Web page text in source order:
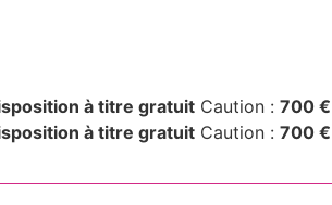
à titre gratuit Caution : 700 €
à titre gratuit Caution : 700 €